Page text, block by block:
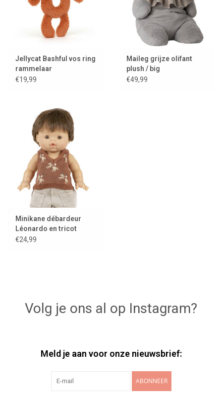
Jellycat Bashful vos ring
rammelaar
€19,99
Maileg grijze olifant
plush / big
€49,99
Minikane débardeur
Léonardo en tricot
motif Grands Espaces
€24,99
Volg je ons al op Instagram?
Meld je aan voor onze nieuwsbrief:
ABONNEER